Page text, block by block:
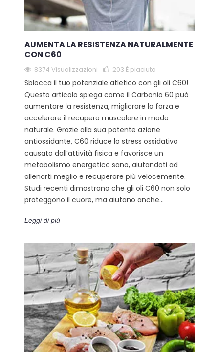
AUMENTA LA RESISTENZA NATURALMENTE
CON C60
8374 Visualizzazioni 203 È piaciuto
Sblocca il tuo potenziale atletico con gli oli C60!
Questo articolo spiega come il Carbonio 60 può
aumentare la resistenza, migliorare la forza e
accelerare il recupero muscolare in modo
naturale. Grazie alla sua potente azione
antiossidante, C60 riduce lo stress ossidativo
causato dall’attività fisica e favorisce un
metabolismo energetico sano, aiutandoti ad
allenarti meglio e recuperare più velocemente.
Studi recenti dimostrano che gli oli C60 non solo
proteggono il cuore, ma aiutano anche...
Leggi di più